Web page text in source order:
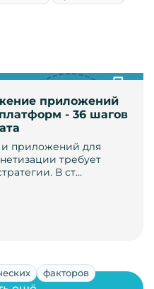
приложений
- 36 шагов
и приложений для
требует
В ст…
факторов